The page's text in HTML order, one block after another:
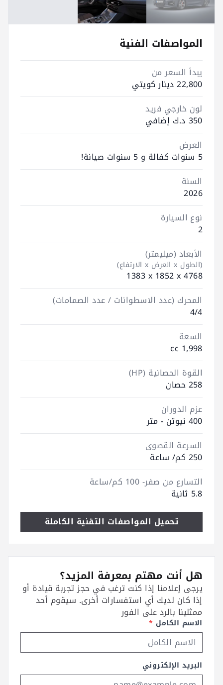
المواصفات الفنية
يبدأ السعر من
22,800 دينار كويتي
لون خارجي فريد
350 د.ك إضافي
العرض
5 سنوات كفالة و 5 سنوات صيانة!
السنة
2026
نوع السيارة
2
الأبعاد (ميليمتر)
(الطول x العرض x الارتفاع)
4768 ‮x‬ 1852 ‮x‬ 1383
المحرك (عدد الاسطوانات / عدد الصمامات)
4/4
السعة
1,998 cc
القوة الحصانية (HP)
258 حصان
عزم الدوران
400 نيوتن - متر
السرعة القصوى
250 كم/ ساعة
التسارع من صفر- 100 كم/ساعة
5.8 ثانية
تحميل المواصفات التقنية الكاملة
هل أنت مهتم بمعرفة المزيد؟
يرجى إعلامنا إذا كنت ترغب في حجز تجربة قيادة أو
إذا كان لديك أي استفسارات أخرى. سيقوم أحد
ممثلينا بالرد على الفور
الاسم الكامل *
البريد الإلكتروني